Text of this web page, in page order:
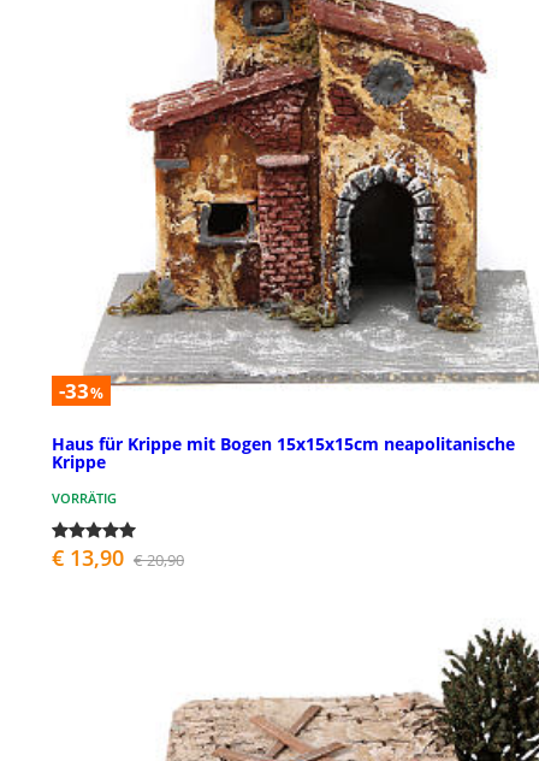
-33%
Haus für Krippe mit Bogen 15x15x15cm neapolitanische
Krippe
VORRÄTIG
€ 13,90 € 20,90